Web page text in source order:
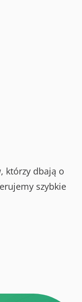
którzy dbają o
szybkie